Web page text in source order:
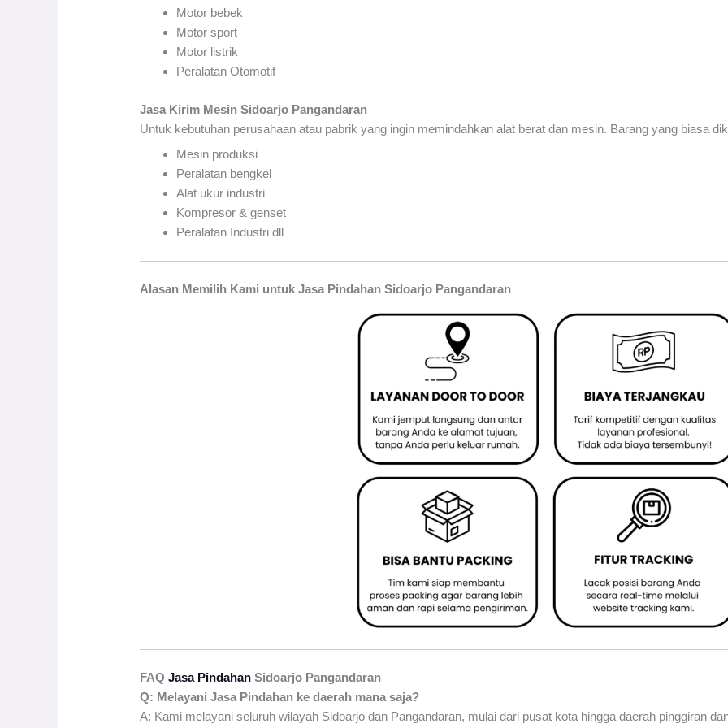
Motor bebek
Motor sport
Motor listrik
Peralatan Otomotif
Jasa Kirim Mesin Sidoarjo Pangandaran
Untuk kebutuhan perusahaan atau pabrik yang ingin memindahkan alat berat dan mesin. Barang yang biasa
Mesin produksi
Peralatan bengkel
Alat ukur industri
Kompresor & genset
Peralatan Industri dll
Alasan Memilih Kami untuk Jasa Pindahan Sidoarjo Pangandaran
FAQJasa Pindahan Sidoarjo Pangandaran
Q: Melayani Jasa Pindahan ke daerah mana saja?
A: Kami melayani seluruh wilayah Sidoarjo dan Pangandaran, mulai dari pusat kota hingga daerah pinggiran